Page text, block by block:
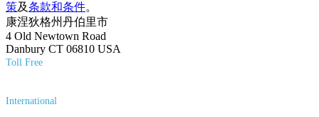
策及条款和条件。
康涅狄格州丹伯里市
4 Old Newtown Road
Danbury CT 06810 USA
Toll Free
International